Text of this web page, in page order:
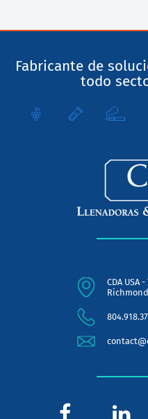
Fabricante de
todo
CDA USA